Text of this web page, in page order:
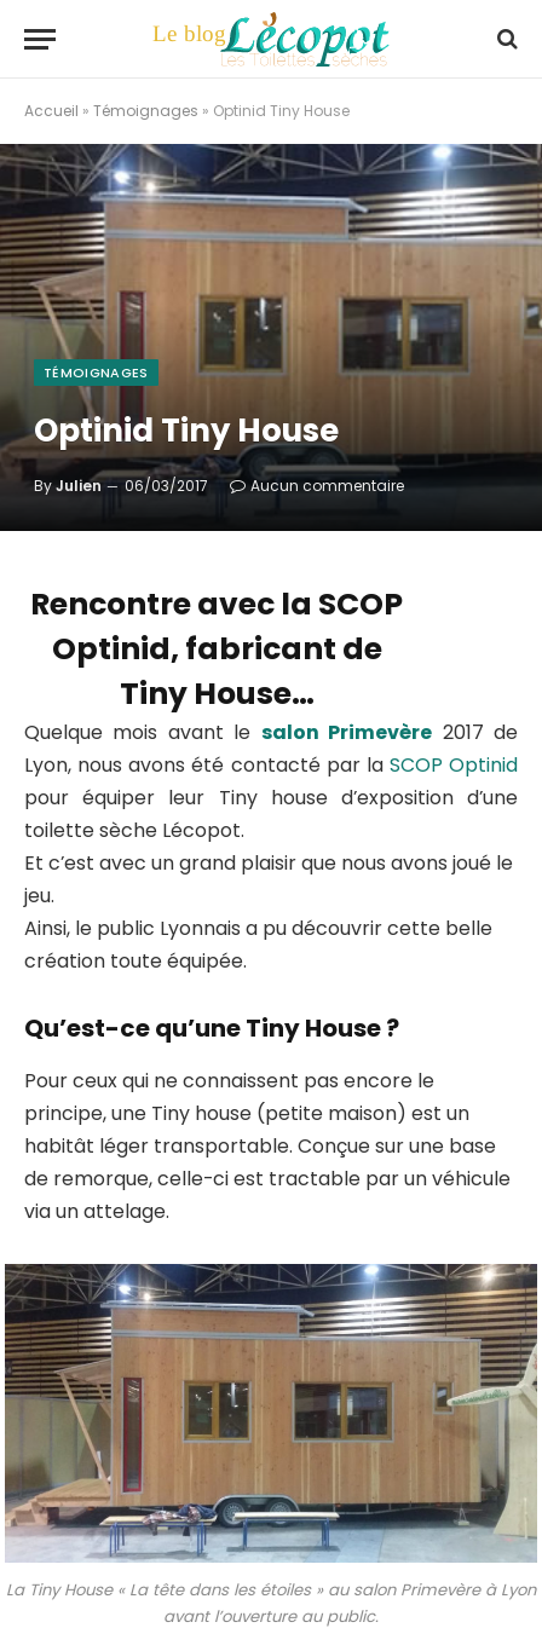
Accueil » Témoignages » Optinid Tiny House
TÉMOIGNAGES
Optinid Tiny House
ByJulien 06/03/2017 Aucun commentaire
Rencontre avec la SCOP
Optinid, fabricant de
Tiny House…
Quelque mois avant le salon Primevère 2017 de
Lyon, nous avons été contacté par la SCOP Optinid
pour équiper leur Tiny house d’exposition d’une
toilette sèche Lécopot.
Et c’est avec un grand plaisir que nous avons joué le
jeu.
Ainsi, le public Lyonnais a pu découvrir cette belle
création toute équipée.
Qu’est-ce qu’une Tiny House ?
Pour ceux qui ne connaissent pas encore le
principe, une Tiny house (petite maison) est un
habitât léger transportable. Conçue sur une base
de remorque, celle-ci est tractable par un véhicule
via un attelage.
La Tiny House « La tête dans les étoiles » au salon Primevère à Lyon
avant l’ouverture au public.